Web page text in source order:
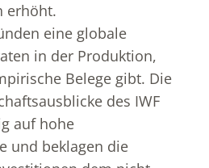
erhöht.
eine globale
in der Produktion,
Belege gibt. Die
des IWF
auf hohe
und beklagen die